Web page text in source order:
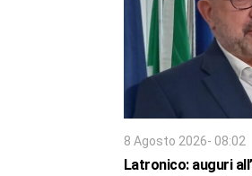
8 Agosto 2026- 08:02
Latronico: auguri